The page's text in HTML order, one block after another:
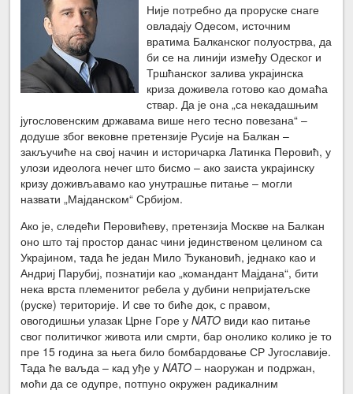
Није потребно да проруске снаге
овладају Одесом, источним
вратима Балканског полуострва, да
би се на линији између Одеског и
Тршћанског залива украјинска
криза доживела готово као домаћа
ствар. Да је она „са некадашњим
југословенским државама више него тесно повезана“ –
додуше због вековне претензије Русије на Балкан –
закључиће на свој начин и историчарка Латинка Перовић, у
улози идеолога нечег што бисмо – ако заиста украјинску
кризу доживљавамо као унутрашње питање – могли
назвати „Мајданском“ Србијом.
Ако је, следећи Перовићеву, претензија Москве на Балкан
оно што тај простор данас чини јединственом целином са
Украјином, тада ће један Мило Ђукановић, једнако као и
Андриј Парубиј, познатији као „командант Мајдана“, бити
нека врста племенитог ребела у дубини непријатељске
(руске) територије. И све то биће док, с правом,
овогодишњи улазак Црне Горе уNATO види као питање
свог политичког живота или смрти, бар онолико колико је то
пре 15 година за њега било бомбардовање СР Југославије.
Тада ће ваљда – кад уђе уNATO – наоружан и подржан,
моћи да се одупре, потпуно окружен радикалним